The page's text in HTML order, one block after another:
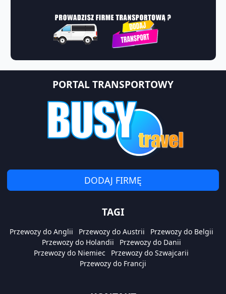
PORTAL TRANSPORTOWY
DODAJ FIRMĘ
TAGI
Przewozy do Anglii Przewozy do Austrii
Przewozy do Belgii
Przewozy do Holandii
Przewozy do Danii
Przewozy do Niemiec
Przewozy do Szwajcarii
Przewozy do Francji